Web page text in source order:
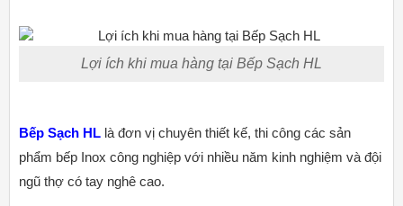
Lợi ích khi mua hàng tại Bếp Sạch HL
Bếp Sạch HL là đơn vị chuyên thiết kế, thi công các sản
phẩm bếp Inox công nghiệp với nhiều năm kinh nghiệm và đội
ngũ thợ có tay nghê cao.